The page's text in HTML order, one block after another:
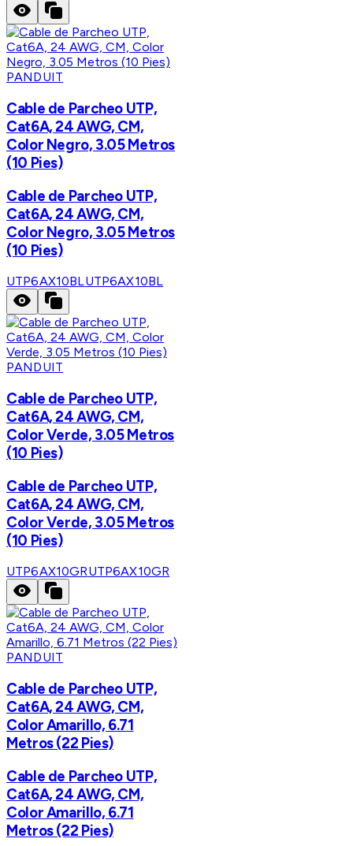
PANDUIT
Cable de Parcheo UTP,
Cat6A, 24 AWG, CM,
Color Negro, 3.05 Metros
(10 Pies)
Cable de Parcheo UTP,
Cat6A, 24 AWG, CM,
Color Negro, 3.05 Metros
(10 Pies)
UTP6AX10BLUTP6AX10BL
PANDUIT
Cable de Parcheo UTP,
Cat6A, 24 AWG, CM,
Color Verde, 3.05 Metros
(10 Pies)
Cable de Parcheo UTP,
Cat6A, 24 AWG, CM,
Color Verde, 3.05 Metros
(10 Pies)
UTP6AX10GRUTP6AX10GR
PANDUIT
Cable de Parcheo UTP,
Cat6A, 24 AWG, CM,
Color Amarillo, 6.71
Metros (22 Pies)
Cable de Parcheo UTP,
Cat6A, 24 AWG, CM,
Color Amarillo, 6.71
Metros (22 Pies)